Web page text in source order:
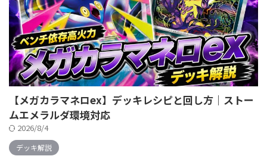
【メガカラマネロex】デッキレシピと回し方｜ストー
ムエメラルダ環境対応
2026/8/4
デッキ解説